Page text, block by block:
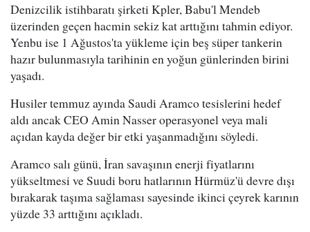
Denizcilik istihbaratı şirketi Kpler, Babu'l Mendeb
üzerinden geçen hacmin sekiz kat arttığını tahmin ediyor.
Yenbu ise 1 Ağustos'ta yükleme için beş süper tankerin
hazır bulunmasıyla tarihinin en yoğun günlerinden birini
yaşadı.
Husiler temmuz ayında Saudi Aramco tesislerini hedef
aldı ancak CEO Amin Nasser operasyonel veya mali
açıdan kayda değer bir etki yaşanmadığını söyledi.
Aramco salı günü, İran savaşının enerji fiyatlarını
yükseltmesi ve Suudi boru hatlarının Hürmüz'ü devre dışı
bırakarak taşıma sağlaması sayesinde ikinci çeyrek karının
yüzde 33 arttığını açıkladı.